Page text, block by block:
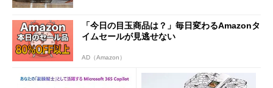
「今日の目玉商品は？」毎日変わるAmazonタ
イムセールが見逃せない
AD（Amazon）